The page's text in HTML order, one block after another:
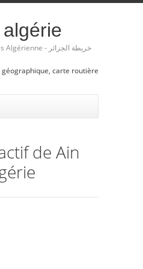
Plan et cartes des villes Algérienne - خريطة الجزائر
carte routière
de Ain